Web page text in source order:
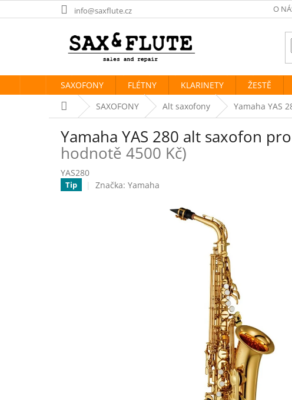
na
info@saxflute.cz O
SAXOFONY FLÉTNY KLARINETY ŽESTĚ
Domů SAXOFONY Alt saxofony Yamaha YAS
Yamaha YAS 280 alt saxofon
hodnotě 4500 Kč)
YAS280
Tip Značka: Yamaha